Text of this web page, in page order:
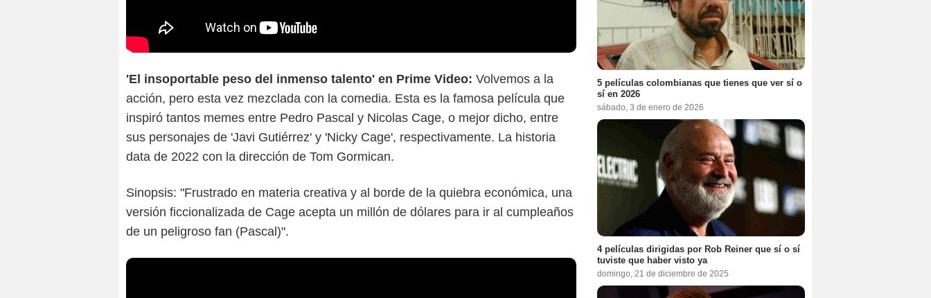
'El insoportable peso del inmenso talento' en Prime Video: Volvemos a la
acción, pero esta vez mezclada con la comedia. Esta es la famosa película que
inspiró tantos memes entre Pedro Pascal y Nicolas Cage, o mejor dicho, entre
sus personajes de 'Javi Gutiérrez' y 'Nicky Cage', respectivamente. La historia
data de 2022 con la dirección de Tom Gormican.
Sinopsis: "Frustrado en materia creativa y al borde de la quiebra económica, una
versión ficcionalizada de Cage acepta un millón de dólares para ir al cumpleaños
de un peligroso fan (Pascal)".
5 películas colombianas que tienes que ver sí o
sí en 2026
sábado, 3 de enero de 2026
4 películas dirigidas por Rob Reiner que sí o sí
tuviste que haber visto ya
domingo, 21 de diciembre de 2025